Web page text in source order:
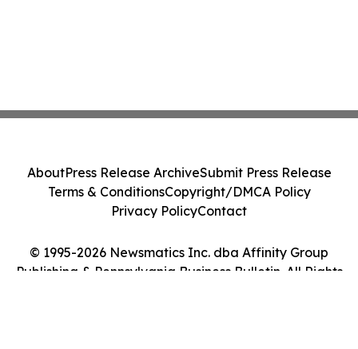
© 1995-2026 Newsmatics Inc. dba Affinity Group
Publishing & Pennsylvania Business Bulletin. All Rights
AboutPress Release ArchiveSubmit Press Release
Terms & ConditionsCopyright/DMCA Policy
Privacy PolicyContact